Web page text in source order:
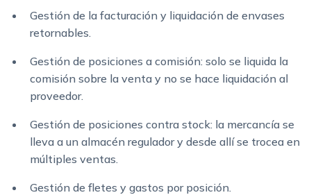
Gestión de la facturación y liquidación de envases
retornables.
Gestión de posiciones a comisión: solo se liquida la
comisión sobre la venta y no se hace liquidación al
proveedor.
Gestión de posiciones contra stock: la mercancía se
lleva a un almacén regulador y desde allí se trocea en
múltiples ventas.
Gestión de fletes y gastos por posición.